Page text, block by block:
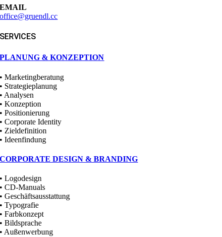
EMAIL
office@gruendl.cc
SERVICES
PLANUNG & KONZEPTION
• Marketingberatung
• Strategieplanung
• Analysen
• Konzeption
• Positionierung
• Corporate Identity
• Zieldefinition
• Ideenfindung
CORPORATE DESIGN & BRANDING
• Logodesign
• CD-Manuals
• Geschäftsausstattung
• Typografie
• Farbkonzept
• Bildsprache
• Außenwerbung